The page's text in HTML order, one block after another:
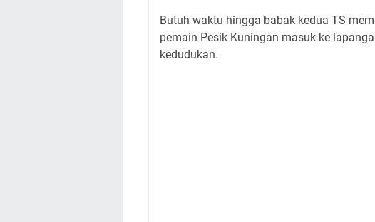
Butuh waktu hingga babak kedua TS
pemain Pesik Kuningan masuk ke
kedudukan.